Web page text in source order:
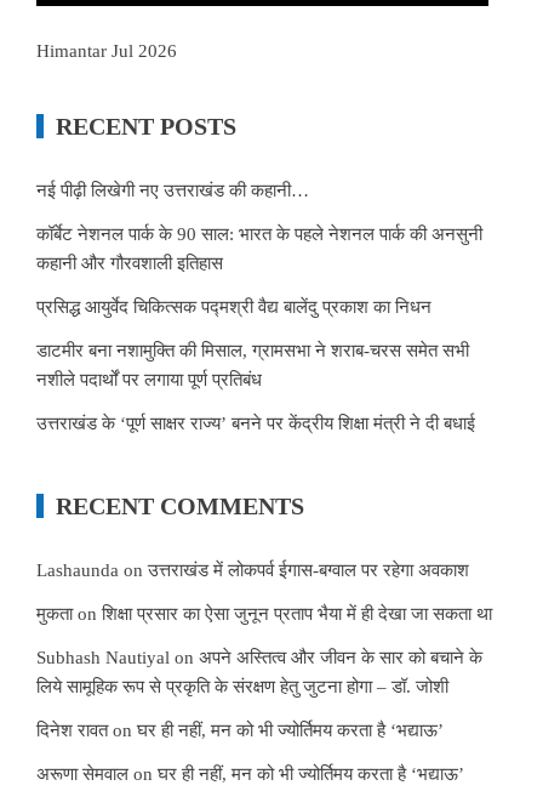
Himantar Jul 2026
RECENT POSTS
नई पीढ़ी लिखेगी नए उत्तराखंड की कहानी…
कॉर्बेट नेशनल पार्क के 90 साल: भारत के पहले नेशनल पार्क की अनसुनी
कहानी और गौरवशाली इतिहास
प्रसिद्ध आयुर्वेद चिकित्सक पद्मश्री वैद्य बालेंदु प्रकाश का निधन
डाटमीर बना नशामुक्ति की मिसाल, ग्रामसभा ने शराब-चरस समेत सभी
नशीले पदार्थों पर लगाया पूर्ण प्रतिबंध
उत्तराखंड के ‘पूर्ण साक्षर राज्य’ बनने पर केंद्रीय शिक्षा मंत्री ने दी बधाई
RECENT COMMENTS
Lashaunda onउत्तराखंड में लोकपर्व ईगास-बग्वाल पर रहेगा अवकाश
मुकताonशिक्षा प्रसार का ऐसा जुनून प्रताप भैया में ही देखा जा सकता था
Subhash Nautiyal on अपने अस्तित्व और जीवन के सार को बचाने के
लिये सामूहिक रूप से प्रकृति के संरक्षण हेतु जुटना होगा – डॉ. जोशी
दिनेश रावतonघर ही नहीं, मन को भी ज्योर्तिमय करता है ‘भद्याऊ’
अरूणा सेमवाल onघर ही नहीं, मन को भी ज्योर्तिमय करता है ‘भद्याऊ’